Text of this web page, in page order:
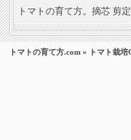
トマトの育て方。摘芯 剪
トマトの育て方.com » トマト栽